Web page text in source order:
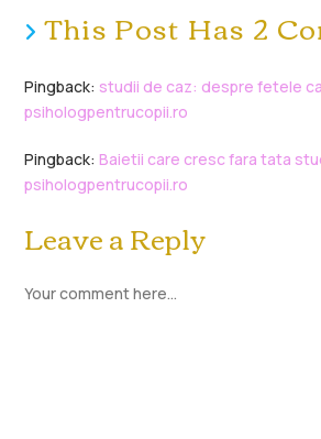
This Post Has 2
Pingback: studii de caz: despre fetele
psihologpentrucopii.ro
Pingback:Baietii care cresc fara tata
psihologpentrucopii.ro
Leave a Reply